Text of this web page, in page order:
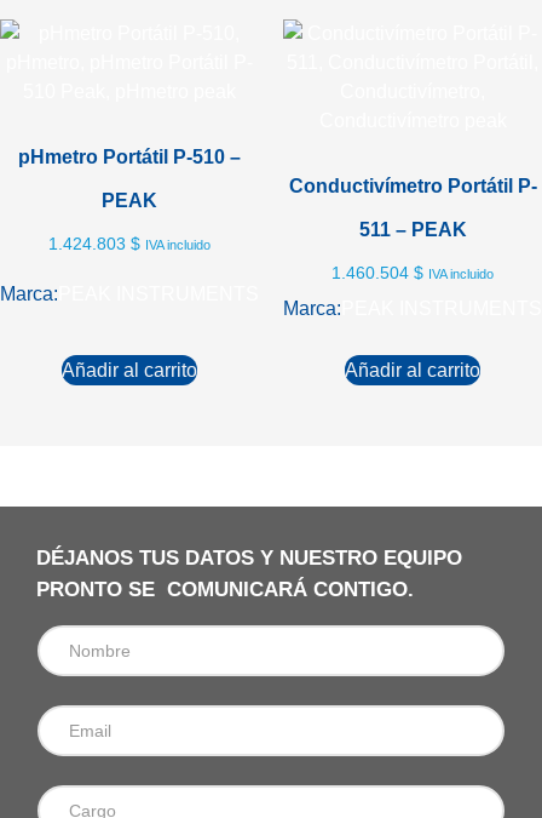
pHmetro Portátil P-510 –
PEAK
1.424.803 $ IVA incluido
Marca:
Añadir al carrito
Conductivímetro Portátil P-
511 – PEAK
1.460.504 $ IVA incluido
Marca:
Añadir al carrito
DÉJANOS TUS DATOS Y NUESTRO EQUIPO
PRONTO SE COMUNICARÁ CONTIGO.